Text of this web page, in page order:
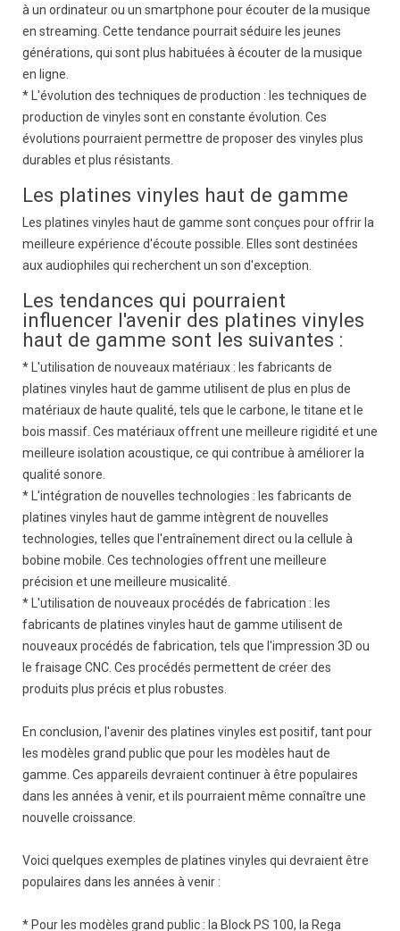
à un ordinateur ou un smartphone pour écouter de la musique
en streaming. Cette tendance pourrait séduire les jeunes
générations, qui sont plus habituées à écouter de la musique
en ligne.
* L'évolution des techniques de production : les techniques de
production de vinyles sont en constante évolution. Ces
évolutions pourraient permettre de proposer des vinyles plus
durables et plus résistants.
Les platines vinyles haut de gamme
Les platines vinyles haut de gamme sont conçues pour offrir la
meilleure expérience d'écoute possible. Elles sont destinées
aux audiophiles qui recherchent un son d'exception.
Les tendances qui pourraient
influencer l'avenir des platines vinyles
haut de gamme sont les suivantes :
* L'utilisation de nouveaux matériaux : les fabricants de
platines vinyles haut de gamme utilisent de plus en plus de
matériaux de haute qualité, tels que le carbone, le titane et le
bois massif. Ces matériaux offrent une meilleure rigidité et une
meilleure isolation acoustique, ce qui contribue à améliorer la
qualité sonore.
* L'intégration de nouvelles technologies : les fabricants de
platines vinyles haut de gamme intègrent de nouvelles
technologies, telles que l'entraînement direct ou la cellule à
bobine mobile. Ces technologies offrent une meilleure
précision et une meilleure musicalité.
* L'utilisation de nouveaux procédés de fabrication : les
fabricants de platines vinyles haut de gamme utilisent de
nouveaux procédés de fabrication, tels que l'impression 3D ou
le fraisage CNC. Ces procédés permettent de créer des
produits plus précis et plus robustes.
En conclusion, l'avenir des platines vinyles est positif, tant pour
les modèles grand public que pour les modèles haut de
gamme. Ces appareils devraient continuer à être populaires
dans les années à venir, et ils pourraient même connaître une
nouvelle croissance.
Voici quelques exemples de platines vinyles qui devraient être
populaires dans les années à venir :
* Pour les modèles grand public : la Block PS 100, la Rega